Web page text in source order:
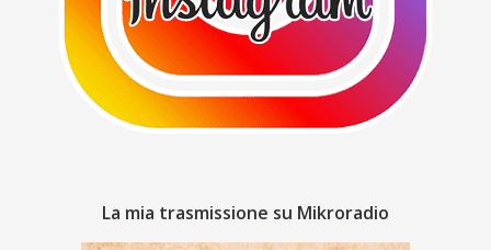
La mia trasmissione su Mikroradio